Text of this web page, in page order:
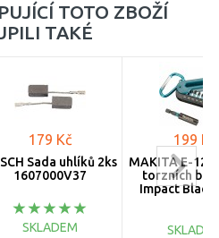
TOTO ZBOŽÍ
TAKÉ
179 Kč
Sada uhlíků 2ks
1607000V37
SKLADEM
199 Kč
MAKITA E-
torzních
Impact Black,